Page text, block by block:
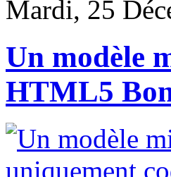
Mardi, 25
Un modèle
HTML5